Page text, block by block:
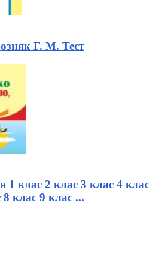
Г. М. Тест
1 клас 2 клас 3 клас 4 клас
клас 9 клас ...